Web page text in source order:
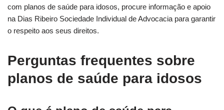
com planos de saúde para idosos, procure informação e apoio
na Dias Ribeiro Sociedade Individual de Advocacia para garantir
o respeito aos seus direitos.
Perguntas frequentes sobre
planos de saúde para idosos